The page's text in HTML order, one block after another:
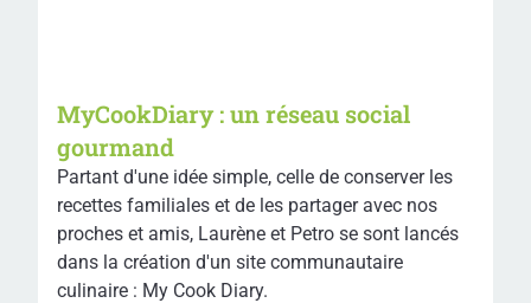
MyCookDiary : un réseau social
gourmand
Partant d'une idée simple, celle de conserver les
recettes familiales et de les partager avec nos
proches et amis, Laurène et Petro se sont lancés
dans la création d'un site communautaire
culinaire : My Cook Diary.